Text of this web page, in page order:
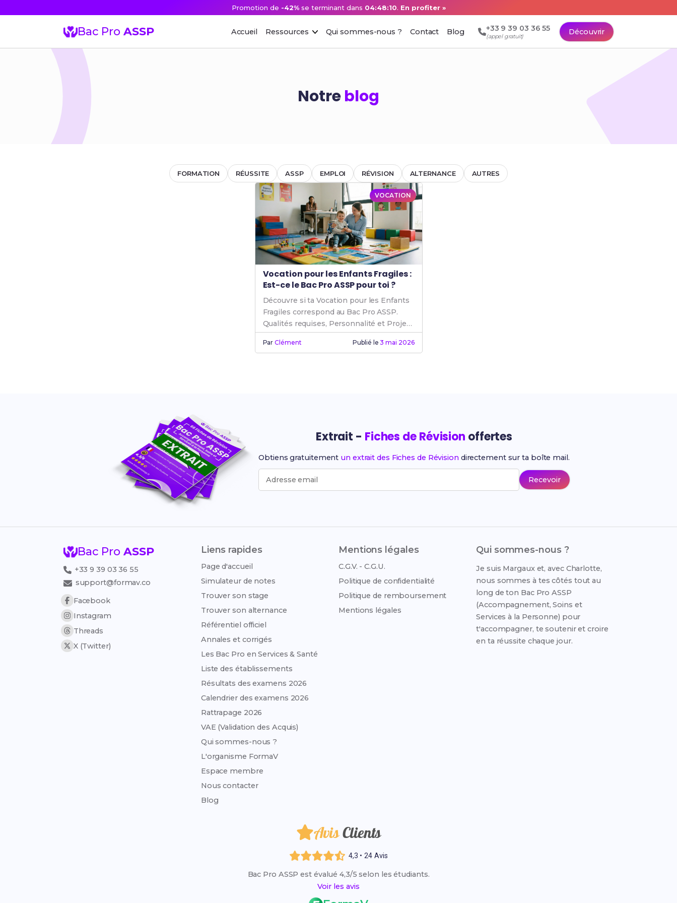
Promotion de -42%se terminant dans 04:48:10. En profiter »
Bac Pro ASSP Accueil Ressources Qui sommes-nous ? Contact Blog +33 9 39 03 36 55
(appel gratuit)
Découvrir
Notreblog
FORMATION RÉUSSITE ASSP EMPLOI RÉVISION ALTERNANCE AUTRES
VOCATION
Vocation pour les Enfants Fragiles :
Est-ce le Bac Pro ASSP pour toi ?
Découvre si ta Vocation pour les Enfants
Fragiles correspond au Bac Pro ASSP.
Qualités requises, Personnalité et Projet
Professionnel.
ParClément Publié le3 mai 2026
Extrait - Fiches de Révision offertes
Obtiens gratuitement un extrait des Fiches de Révisiondirectement sur ta boîte mail.
Adresse email Recevoir
Bac Pro ASSP
+33 9 39 03 36 55
support@formav.co
Facebook
Instagram
Threads
X (Twitter)
Liens rapides
Page d'accueil
Simulateur de notes
Trouver son stage
Trouver son alternance
Référentiel officiel
Annales et corrigés
Les Bac Pro en Services & Santé
Liste des établissements
Résultats des examens 2026
Calendrier des examens 2026
Rattrapage 2026
VAE (Validation des Acquis)
Qui sommes-nous ?
L'organisme FormaV
Espace membre
Nous contacter
Blog
Mentions légales
C.G.V. - C.G.U.
Politique de confidentialité
Politique de remboursement
Mentions légales
Qui sommes-nous ?
Je suis Margaux et, avec Charlotte,
nous sommes à tes côtés tout au
long de ton Bac Pro ASSP
(Accompagnement, Soins et
Services à la Personne) pour
t'accompagner, te soutenir et croire
en ta réussite chaque jour.
AvisClients
4,3 • 24 Avis
Bac Pro ASSP est évalué 4,3/5 selon les étudiants.
Voir les avis